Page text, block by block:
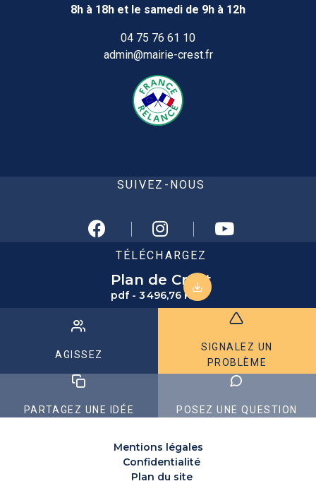
8h à 18h et le samedi de 9h à 12h
04 75 76 61 10
admin@mairie-crest.fr
SUIVEZ-NOUS
TÉLÉCHARGEZ
Plan de Crest
pdf - 3 496,76 KB
AGISSEZ
SIGNALEZ UN
PROBLÈME
PARTAGEZ UNE IDÉE POSEZ UNE QUESTION
Mentions légales
Confidentialité
Plan du site